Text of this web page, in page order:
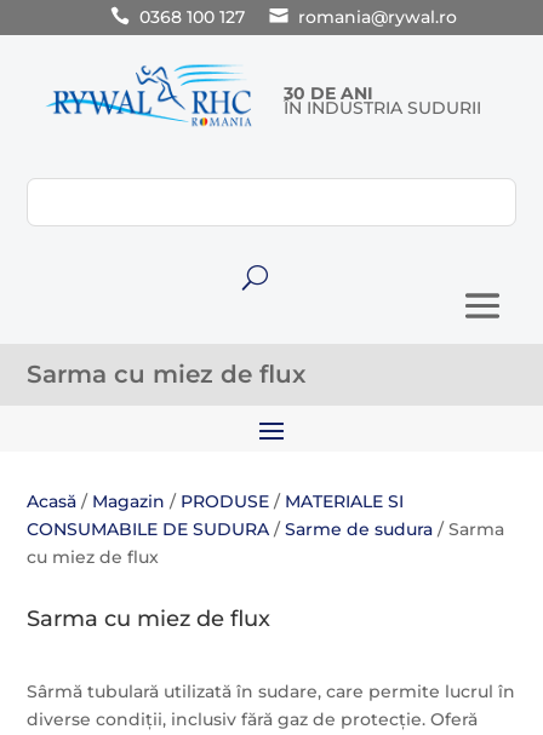
0368 100 127 romania@rywal.ro
30 DE ANI
ÎN INDUSTRIA SUDURII
U
Sarma cu miez de flux
Acasă / Magazin / PRODUSE / MATERIALE SI
CONSUMABILE DE SUDURA /Sarme de sudura / Sarma
cu miez de flux
Sarma cu miez de flux
Sârmă tubulară utilizată în sudare, care permite lucrul în
diverse condiții, inclusiv fără gaz de protecție. Oferă